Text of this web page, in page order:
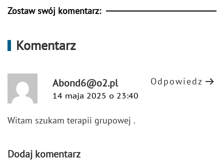
Zostaw swój komentarz:
Komentarz
Abond6@o2.pl
14 maja 2025 o 23:40
Odpowiedz
Witam szukam terapii grupowej .
Dodaj komentarz